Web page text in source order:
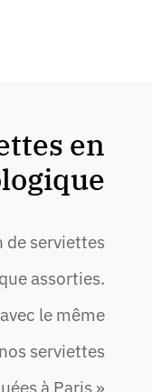
en
de serviettes
assorties.
le même
serviettes
à Paris »